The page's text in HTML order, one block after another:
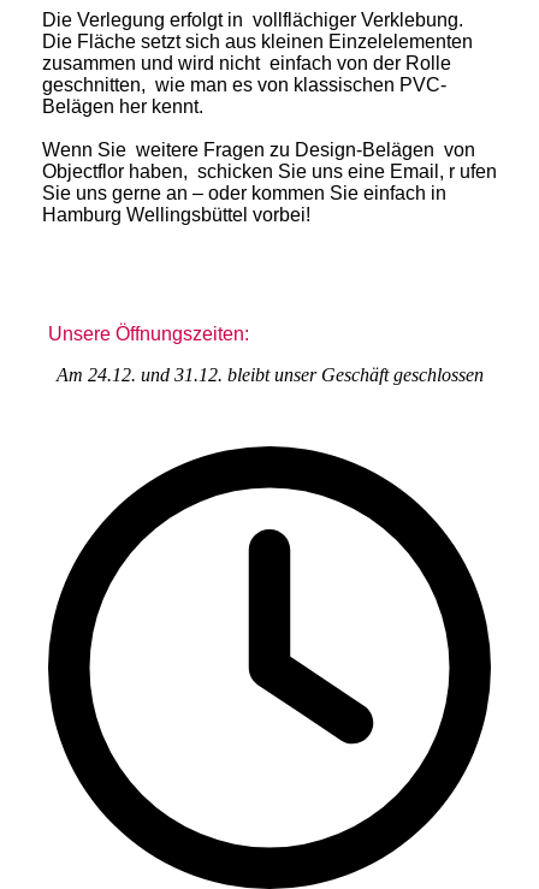
Die Verlegung erfolgt in vollflächiger Verklebung.
Die Fläche setzt sich aus kleinen Einzelelementen
zusammen und wird nicht einfach von der Rolle
geschnitten, wie man es von klassischen PVC-
Belägen her kennt.
Wenn Sie weitere Fragen zu Design-Belägen von
Objectflor haben, schicken Sie uns eine Email, r ufen
Sie uns gerne an – oder kommen Sie einfach in
Hamburg Wellingsbüttel vorbei!
Unsere Öffnungszeiten:
Am 24.12. und 31.12. bleibt unser Geschäft geschlossen